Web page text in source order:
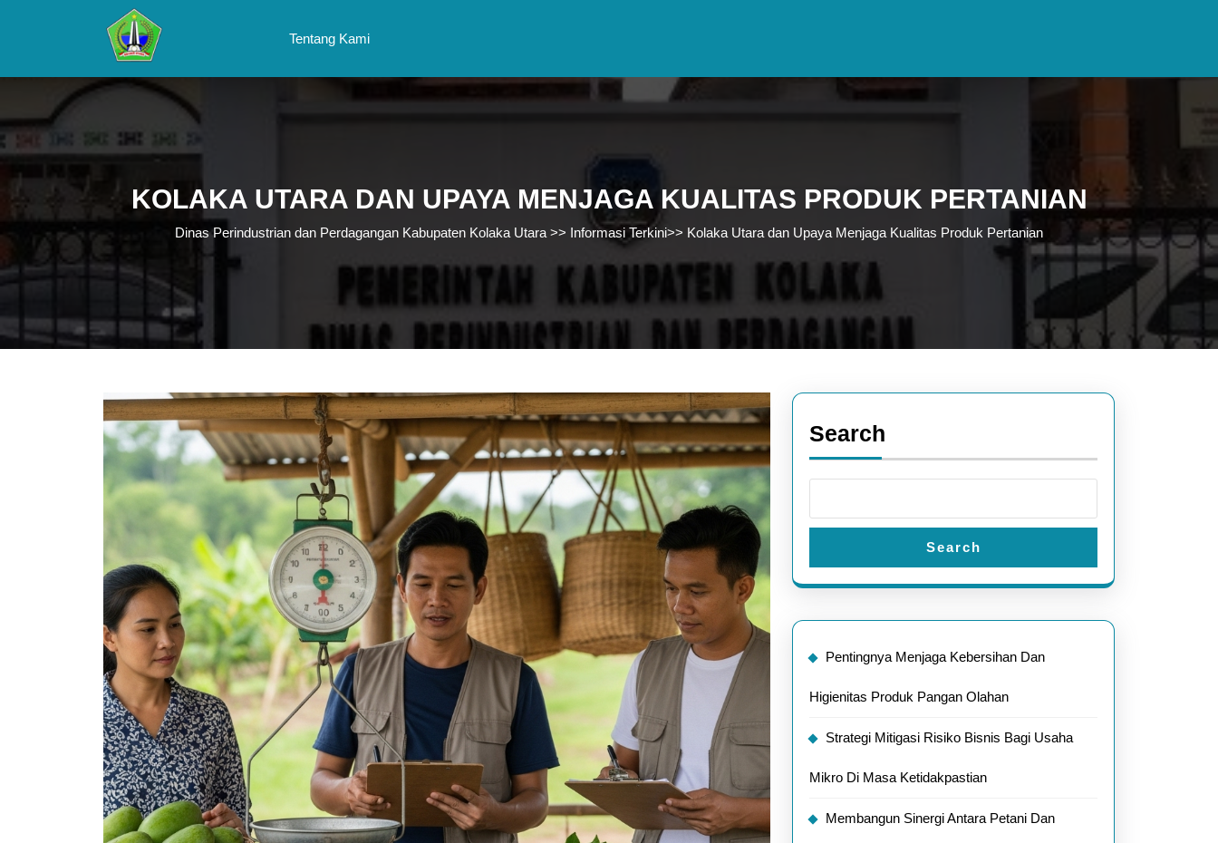
Tentang Kami
KOLAKA UTARA DAN UPAYA MENJAGA KUALITAS PRODUK PERTANIAN
Dinas Perindustrian dan Perdagangan Kabupaten Kolaka Utara >> Informasi Terkini>> Kolaka Utara dan Upaya Menjaga Kualitas Produk Pertanian
Search
Search
Pentingnya Menjaga Kebersihan Dan
Higienitas Produk Pangan Olahan
Strategi Mitigasi Risiko Bisnis Bagi Usaha
Mikro Di Masa Ketidakpastian
Membangun Sinergi Antara Petani Dan